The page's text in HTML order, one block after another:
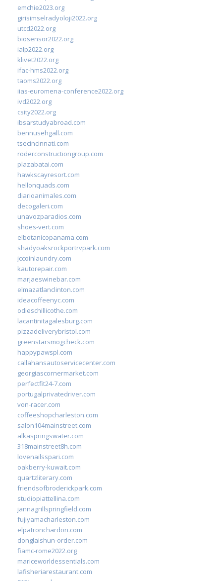
emchie2023.org
girisimselradyoloji2022.org
utcd2022.org
biosensor2022.org
ialp2022.org
klivet2022.org
ifac-hms2022.org
taoms2022.org
iias-euromena-conference2022.org
ivd2022.org
csity2022.org
ibsarstudyabroad.com
bennusehgall.com
tsecincinnati.com
roderconstructiongroup.com
plazabatai.com
hawkscayresort.com
hellonquads.com
diarioanimales.com
decogaleri.com
unavozparadios.com
shoes-vert.com
elbotanicopanama.com
shadyoaksrockportrvpark.com
jccoinlaundry.com
kautorepair.com
marjaeswinebar.com
elmazatlanclinton.com
ideacoffeenyc.com
odieschillicothe.com
lacantinitagalesburg.com
pizzadeliverybristol.com
greenstarsmogcheck.com
happypawspl.com
callahansautoservicecenter.com
georgiascornermarket.com
perfectfit24-7.com
portugalprivatedriver.com
von-racer.com
coffeeshopcharleston.com
salon104mainstreet.com
alkaspringswater.com
318mainstreet8h.com
lovenailsspari.com
oakberry-kuwait.com
quartzliterary.com
friendsofbroderickpark.com
studiopiattellina.com
jannagrillspringfield.com
fujiyamacharleston.com
elpatronchardon.com
donglaishun-order.com
fiamc-rome2022.org
mariceworldessentials.com
lafisheriarestaurant.com